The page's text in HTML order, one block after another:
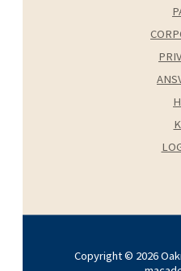
Copyright © 2026